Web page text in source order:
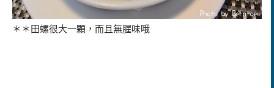
＊＊田螺很大一顆，而且無腥味哦